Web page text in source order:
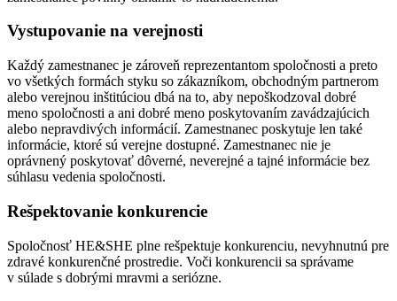
Vystupovanie na verejnosti
Každý zamestnanec je zároveň reprezentantom spoločnosti a preto
vo všetkých formách styku so zákazníkom, obchodným partnerom
alebo verejnou inštitúciou dbá na to, aby nepoškodzoval dobré
meno spoločnosti a ani dobré meno poskytovaním zavádzajúcich
alebo nepravdivých informácií. Zamestnanec poskytuje len také
informácie, ktoré sú verejne dostupné. Zamestnanec nie je
oprávnený poskytovať dôverné, neverejné a tajné informácie bez
súhlasu vedenia spoločnosti.
Rešpektovanie konkurencie
Spoločnosť HE&SHE plne rešpektuje konkurenciu, nevyhnutnú pre
zdravé konkurenčné prostredie. Voči konkurencii sa správame
v súlade s dobrými mravmi a seriózne.